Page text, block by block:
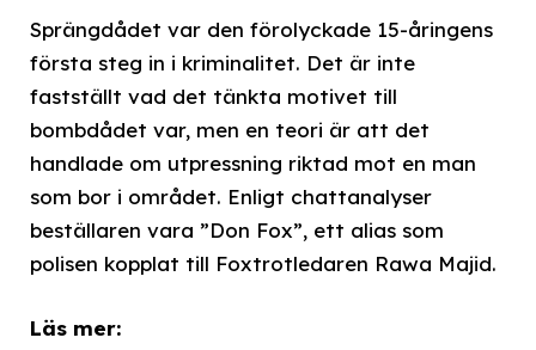
Sprängdådet var den förolyckade 15-åringens
första steg in i kriminalitet. Det är inte
fastställt vad det tänkta motivet till
bombdådet var, men en teori är att det
handlade om utpressning riktad mot en man
som bor i området. Enligt chattanalyser
beställaren vara ”Don Fox”, ett alias som
polisen kopplat till Foxtrotledaren Rawa Majid.
Läs mer: